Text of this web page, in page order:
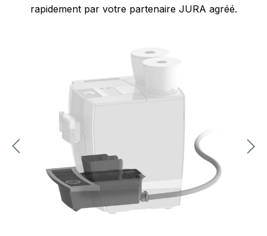
rapidement par votre partenaire JURA agréé.